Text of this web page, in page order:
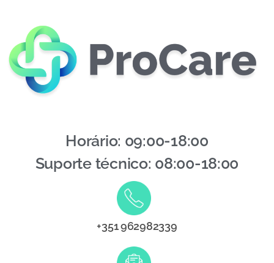
Horário: 09:00-18:00
Suporte técnico: 08:00-18:00
+351 962982339